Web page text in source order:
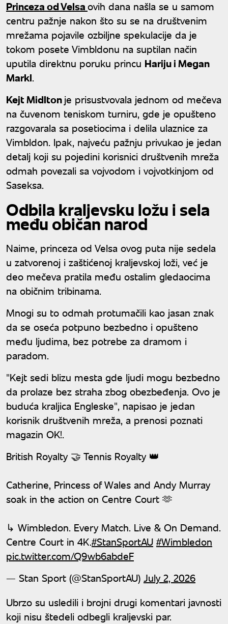
Princeza od Velsaovih dana našla se u samom
centru pažnje nakon što su se na društvenim
mrežama pojavile ozbiljne spekulacije da je
tokom posete Vimbldonu na suptilan način
uputila direktnu poruku princu Hariju i Megan
Markl.
Kejt Midltonje prisustvovala jednom od mečeva
na čuvenom teniskom turniru, gde je opušteno
razgovarala sa posetiocima i delila ulaznice za
Vimbldon. Ipak, najveću pažnju privukao je jedan
detalj koji su pojedini korisnici društvenih mreža
odmah povezali sa vojvodom i vojvotkinjom od
Saseksa.
Odbila kraljevsku ložu i sela
među običan narod
Naime, princeza od Velsa ovog puta nije sedela
u zatvorenoj i zaštićenoj kraljevskoj loži, već je
deo mečeva pratila među ostalim gledaocima
na običnim tribinama.
Mnogi su to odmah protumačili kao jasan znak
da se oseća potpuno bezbedno i opušteno
među ljudima, bez potrebe za dramom i
paradom.
"Kejt sedi blizu mesta gde ljudi mogu bezbedno
da prolaze bez straha zbog obezbeđenja. Ovo je
buduća kraljica Engleske", napisao je jedan
korisnik društvenih mreža, a prenosi poznati
magazin OK!.
British Royalty 🤝 Tennis Royalty 👑
Catherine, Princess of Wales and Andy Murray
soak in the action on Centre Court 🫶
↳ Wimbledon. Every Match. Live & On Demand.
Centre Court in 4K.#StanSportAU #Wimbledon
pic.twitter.com/Q9wb6abdeF
— Stan Sport (@StanSportAU) July 2, 2026
Ubrzo su usledili i brojni drugi komentari javnosti
koji nisu štedeli odbegli kraljevski par.